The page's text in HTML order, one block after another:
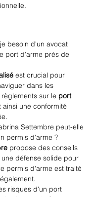
besoin d'un avocat
port d'arme près de
est crucial pour
dans les
sur le port
ainsi une conformité
Settembre peut-elle
permis d'arme ?
propose des conseils
défense solide pour
permis d'arme est traité
risques d'un port